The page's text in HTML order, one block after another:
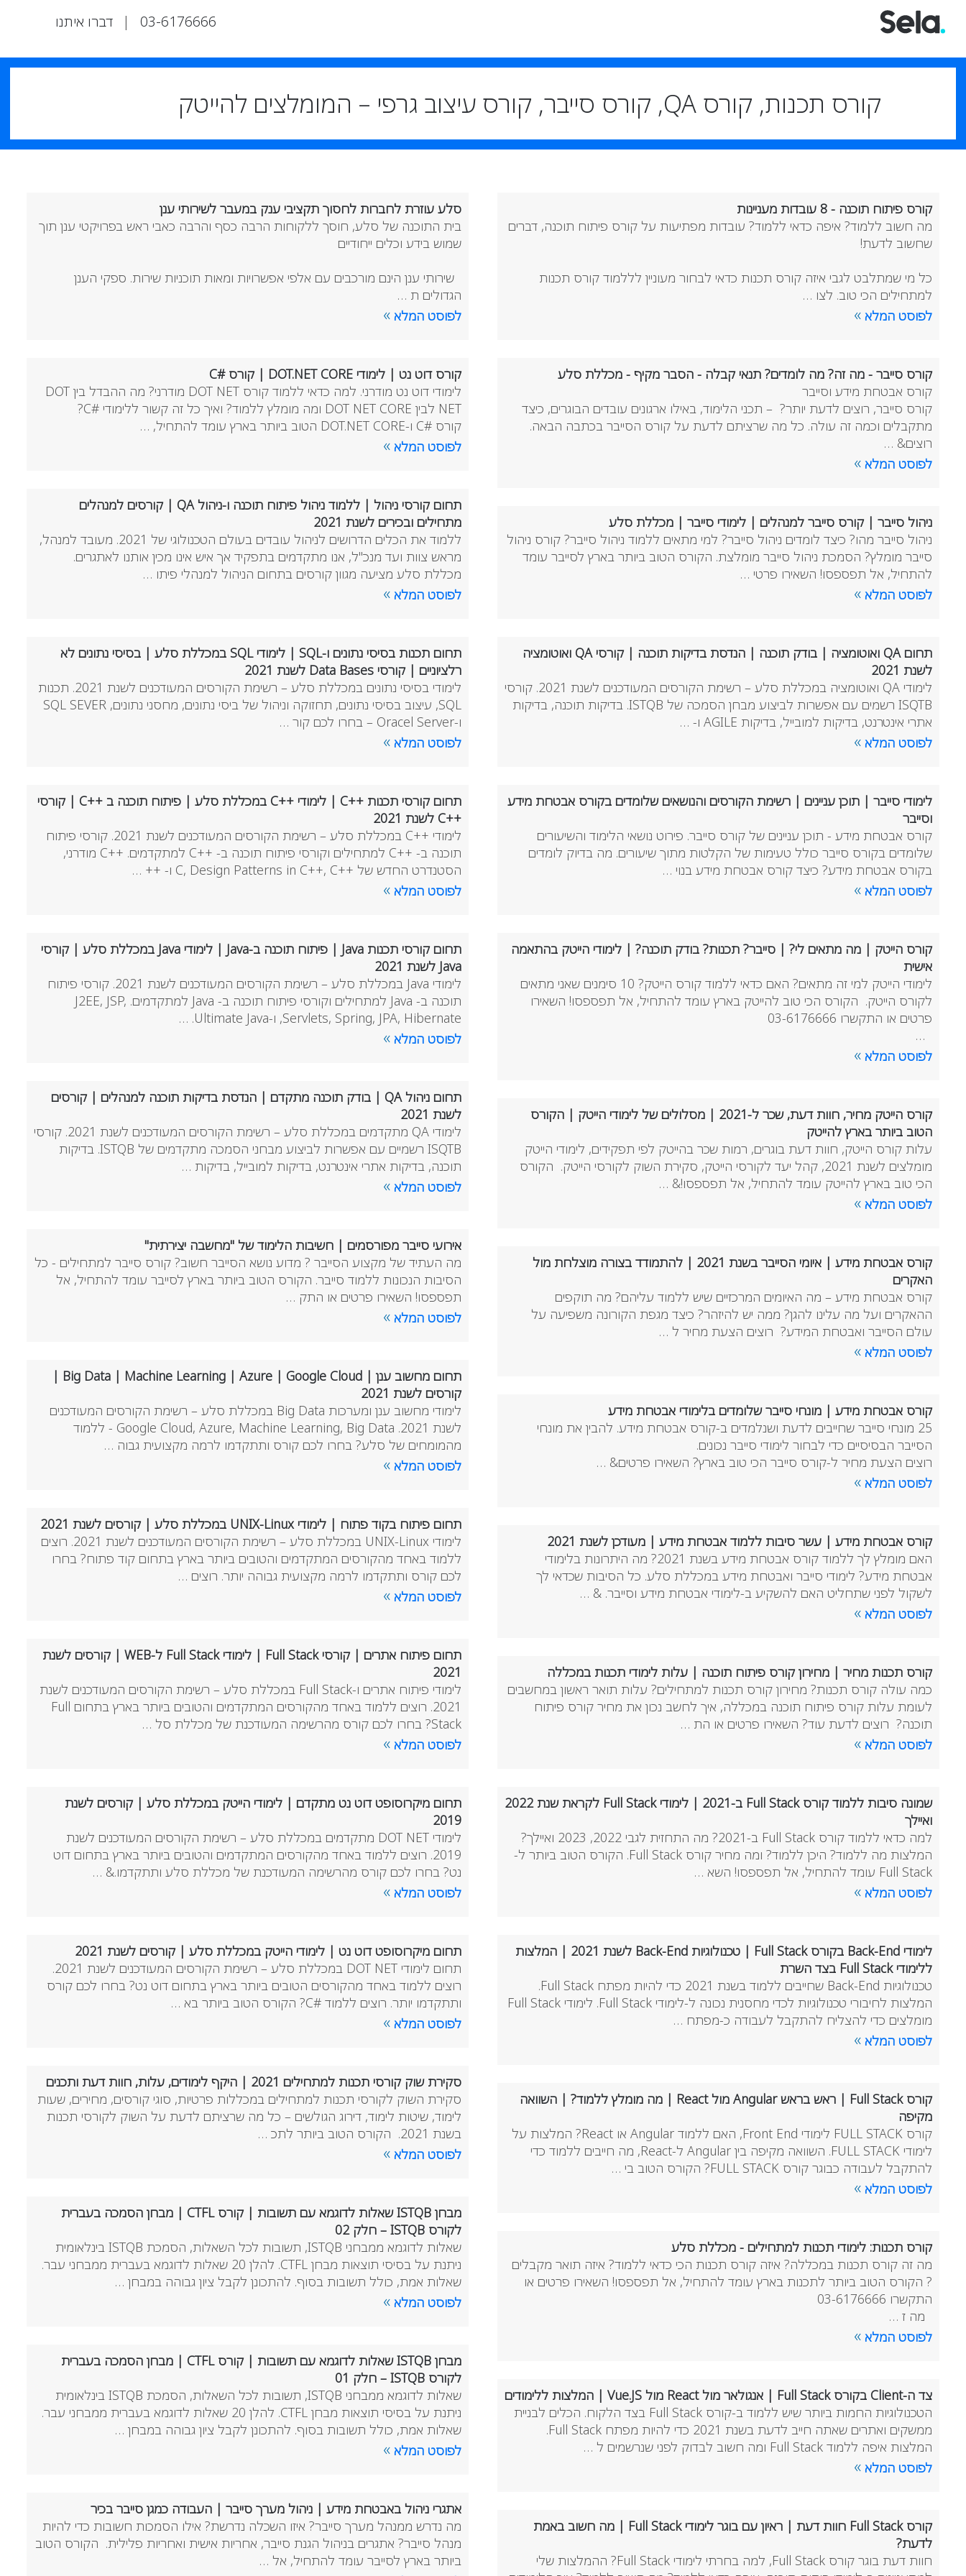
03-6176666
| דברו איתנו
קורס תכנות, קורס QA, קורס סייבר, קורס עיצוב גרפי – המומלצים להייטק
קורס פיתוח תוכנה - 8 עובדות מעניינות
מה חשוב ללמוד? איפה כדאי ללמוד? עובדות מפתיעות על קורס פיתוח תוכנה, דברים
שחשוב לדעת!
כל מי שמתלבט לגבי איזה קורס תכנות כדאי לבחור מעוניין לללמוד קורס תכנות
למתחילים הכי טוב. לצו …
לפוסט המלא »
קורס סייבר - מה זה? מה לומדים? תנאי קבלה - הסבר מקיף - מכללת סלע
קורס אבטחת מידע וסייבר
קורס סייבר, רוצים לדעת יותר? – תכני הלימוד, באילו ארגונים עובדים הבוגרים, כיצד
מתקבלים וכמה זה עולה. כל מה שרציתם לדעת על קורס הסייבר בכתבה הבאה.
רוצים& …
לפוסט המלא »
ניהול סייבר | קורס סייבר למנהלים | לימודי סייבר | מכללת סלע
ניהול סייבר מהו? כיצד לומדים ניהול סייבר? למי מתאים ללמוד ניהול סייבר? קורס ניהול
סייבר מומלץ? הסמכת ניהול סייבר מומלצת. הקורס הטוב ביותר בארץ לסייבר עומד
להתחיל, אל תפספסו! השאירו פרטי …
לפוסט המלא »
תחום QA ואוטומציה | בודק תוכנה | הנדסת בדיקות תוכנה | קורסי QA ואוטומציה
לשנת 2021
לימודי QA ואוטומציה במכללת סלע – רשימת הקורסים המעודכנים לשנת 2021. קורסי
ISQTB רשמים עם אפשרות לביצוע מבחן הסמכה של ISTQB. בדיקות תוכנה, בדיקות
אתרי אינטרנט, בדיקות למובייל, בדיקות AGILE ו- …
לפוסט המלא »
לימודי סייבר | תוכן עניינים | רשימת הקורסים והנושאים שלומדים בקורס אבטחת מידע
וסייבר
קורס אבטחת מידע - תוכן עניינים של קורס סייבר. פירוט נושאי הלימוד והשיעורים
שלומדים בקורס סייבר כולל טעימות של הקלטות מתוך שיעורים. מה בדיוק לומדים
בקורס אבטחת מידע? כיצד קורס אבטחת מידע בנוי …
לפוסט המלא »
קורס הייטק | מה מתאים לי? | סייבר? תכנות? בודק תוכנה? | לימודי הייטק בהתאמה
אישית
לימודי הייטק למי זה מתאים? האם כדאי ללמוד קורס הייטק? 10 סימנים שאני מתאים
לקורס הייטק. הקורס הכי טוב להייטק בארץ עומד להתחיל, אל תפספסו! השאירו
פרטים או התקשרו 03-6176666
…
לפוסט המלא »
קורס הייטק מחיר, חוות דעת, שכר ל-2021 | מסלולים של לימודי הייטק | הקורס
הטוב ביותר בארץ להייטק
עלות קורס הייטק, חוות דעת בוגרים, רמות שכר בהייטק לפי תפקידים, לימודי הייטק
מומלצים לשנת 2021, קהל יעד לקורסי הייטק, סקירת השוק לקורסי הייטק. הקורס
הכי טוב בארץ להייטק עומד להתחיל, אל תפספסו!& …
לפוסט המלא »
קורס אבטחת מידע | איומי הסייבר בשנת 2021 | להתמודד בצורה מוצלחת מול
האקרים
קורס אבטחת מידע – מה האיומים המרכזיים שיש ללמוד עליהם? מה תוקפים
ההאקרים ועל מה עלינו להגן? ממה יש להיזהר? כיצד מגפת הקורונה משפיעה על
עולם הסייבר ואבטחת המידע? רוצים הצעת מחיר ל …
לפוסט המלא »
קורס אבטחת מידע | מונחי סייבר שלומדים בלימודי אבטחת מידע
25 מונחי סייבר שחייבים לדעת ושנלמדים ב-קורס אבטחת מידע. להבין את מונחי
הסייבר הבסיסיים כדי לבחור לימודי סייבר נכונים.
רוצים הצעת מחיר ל-קורס סייבר הכי טוב בארץ? השאירו פרטים& …
לפוסט המלא »
קורס אבטחת מידע | עשר סיבות ללמוד אבטחת מידע | מעודכן לשנת 2021
האם מומלץ לך ללמוד קורס אבטחת מידע בשנת 2021? מה היתרונות בלימודי
אבטחת מידע? לימודי סייבר ואבטחת מידע במכללת סלע. כל הסיבות שכדאי לך
לשקול לפני שתחליט האם להשקיע ב-לימודי אבטחת מידע וסייבר. & …
לפוסט המלא »
קורס תכנות מחיר | מחירון קורס פיתוח תוכנה | עלות לימודי תכנות במכללה
כמה עולה קורס תכנות? מחירון קורס תכנות למתחילים? עלות תואר ראשון במחשבים
לעומת עלות קורס פיתוח תוכנה במכללה, איך לחשב נכון את מחיר קורס פיתוח
תוכנה? רוצים לדעת עוד? השאירו פרטים או הת …
לפוסט המלא »
שמונה סיבות ללמוד קורס Full Stack ב-2021 | לימודי Full Stack לקראת שנת 2022
ואיילך
למה כדאי ללמוד קורס Full Stack ב-2021? מה התחזית לגבי 2022, 2023 ואיילך?
המלצות מה ללמוד? היכן ללמוד? ומה מחיר קורס Full Stack. הקורס הטוב ביותר ל-
Full Stack עומד להתחיל, אל תפספסו! השא …
לפוסט המלא »
לימודי Back-End בקורס Full Stack | טכנולוגיות Back-End לשנת 2021 | המלצות
ללימודי Full Stack בצד השרת
טכנולוגיות Back-End שחייבים ללמוד בשנת 2021 כדי להיות מפתח Full Stack.
המלצות לחיבורי טכנולוגיות לכדי מחסנית נכונה ל-לימודי Full Stack. לימודי Full Stack
מומלצים כדי להצליח להתקבל לעבודה כ-מפתח …
לפוסט המלא »
קורס Full Stack | ראש בראש Angular מול React | מה מומלץ ללמוד? | השוואה
מקיפה
קורס FULL STACK לימודי Front End, האם ללמוד Angular או React? המלצות על
לימודי FULL STACK. השוואה מקיפה בין Angular ל-React, מה חייבים ללמוד כדי
להתקבל לעבודה כבוגר קורס FULL STACK? הקורס הטוב בי …
לפוסט המלא »
קורס תכנות: לימודי תכנות למתחילים - מכללת סלע
מה זה קורס תכנות במכללה? איזה קורס תכנות הכי כדאי ללמוד? איזה תואר מקבלים
? הקורס הטוב ביותר לתכנות בארץ עומד להתחיל, אל תפספסו! השאירו פרטים או
התקשרו 03-6176666
מה ז …
לפוסט המלא »
צד ה-Client בקורס Full Stack | אנגולאר מול React מול Vue.JS | המלצות ללימודים
הטכנולוגיות החמות ביותר שיש ללמוד ב-קורס Full Stack בצד הלקוח. הכלים לבניית
ממשקים ואתרים שאתה חייב לדעת בשנת 2021 כדי להיות מפתח Full Stack.
המלצות איפה ללמוד Full Stack ומה חשוב לבדוק לפני שנרשמים ל …
לפוסט המלא »
קורס Full Stack חוות דעת | ראיון עם בוגר לימודי Full Stack | מה חשוב באמת
לדעת?
חוות דעת בוגר קורס Full Stack, למה בחרתי לימודי Full Stack? ההמלצות שלי
סלע עוזרת לחברות לחסוך תקציבי ענק במעבר לשירותי ענן
בית התוכנה של סלע, חוסך ללקוחות הרבה כסף והרבה כאבי ראש בפרויקטי ענן תוך
שמוש בידע וכלים ייחודיים
שירותי ענן הינם מורכבים עם אלפי אפשרויות ומאות תוכניות שירות. ספקי הענן
הגדולים ת …
לפוסט המלא »
קורס דוט נט | לימודי DOT.NET CORE | קורס #C
לימודי דוט נט מודרני. למה כדאי ללמוד קורס DOT NET מודרני? מה ההבדל בין DOT
NET לבין DOT NET CORE ומה מומלץ ללמוד? ואיך כל זה קשור ללימודי #C?
קורס #C ו-DOT.NET CORE הטוב ביותר בארץ עומד להתחיל, …
לפוסט המלא »
תחום קורסי ניהול | ללמוד ניהול פיתוח תוכנה ו-ניהול QA | קורסים למנהלים
מתחילים ובכירים לשנת 2021
ללמוד את הכלים הדרושים לניהול עובדים בעולם הטכנולוגי של 2021. מעובד למנהל,
מראש צוות ועד מנכ"ל, אנו מתקדמים בתפקיד אך איש אינו מכין אותנו לאתגרים.
מכללת סלע מציעה מגוון קורסים בתחום הניהול למנהלי פיתו …
לפוסט המלא »
תחום תכנות בסיסי נתונים ו-SQL | לימודי SQL במכללת סלע | בסיסי נתונים לא
רלציוניים | קורסי Data Bases לשנת 2021
לימודי בסיסי נתונים במכללת סלע – רשימת הקורסים המעודכנים לשנת 2021. תכנות
SQL, עיצוב בסיסי נתונים, תחזוקה וניהול של ביסי נתונים, מחסני נתונים, SQL SEVER
ו-Oracel Server – בחרו לכם קור …
לפוסט המלא »
תחום קורסי תכנות ++C | לימודי ++C במכללת סלע | פיתוח תוכנה ב ++C | קורסי
++C לשנת 2021
לימודי ++C במכללת סלע – רשימת הקורסים המעודכנים לשנת 2021. קורסי פיתוח
תוכנה ב- ++C למתחילים וקורסי פיתוח תוכנה ב- ++C למתקדמים. ++C מודרני,
הסטנדרט החדש של ++C, Design Patterns in C++, C ו- ++ …
לפוסט המלא »
תחום קורסי תכנות Java | פיתוח תוכנה ב-Java | לימודי Java במכללת סלע | קורסי
Java לשנת 2021
לימודי Java במכללת סלע – רשימת הקורסים המעודכנים לשנת 2021. קורסי פיתוח
תוכנה ב- Java למתחילים וקורסי פיתוח תוכנה ב- Java למתקדמים. J2EE, JSP,
Servlets, Spring, JPA, Hibernate, ו-Ultimate Java. …
לפוסט המלא »
תחום ניהול QA | בודק תוכנה מתקדם | הנדסת בדיקות תוכנה למנהלים | קורסים
לשנת 2021
לימודי QA מתקדמים במכללת סלע – רשימת הקורסים המעודכנים לשנת 2021. קורסי
ISQTB רשמיים עם אפשרות לביצוע מבחני הסמכה מתקדמים של ISTQB. בדיקות
תוכנה, בדיקות אתרי אינטרנט, בדיקות למובייל, בדיקות …
לפוסט המלא »
אירועי סייבר מפורסמים | חשיבות הלימוד של "מחשבה יצירתית"
מה העתיד של מקצוע הסייבר ? מדוע נושא הסייבר חשוב? קורס סייבר למתחילים - כל
הסיבות הנכונות ללמוד סייבר. הקורס הטוב ביותר בארץ לסייבר עומד להתחיל, אל
תפספסו! השאירו פרטים או התק …
לפוסט המלא »
תחום מחשוב ענן | Big Data | Machine Learning | Azure | Google Cloud |
קורסים לשנת 2021
לימודי מחשוב ענן ומערכות Big Data במכללת סלע – רשימת הקורסים המעודכנים
לשנת 2021. Google Cloud, Azure, Machine Learning, Big Data - ללמוד
מהמומחים של סלע? בחרו לכם קורס ותתקדמו לרמה מקצועית גבוה …
לפוסט המלא »
תחום פיתוח בקוד פתוח | לימודי UNIX-Linux במכללת סלע | קורסים לשנת 2021
לימודי UNIX-Linux במכללת סלע – רשימת הקורסים המעודכנים לשנת 2021. רוצים
ללמוד באחד מהקורסים המתקדמים והטובים ביותר בארץ בתחום קוד פתוח? בחרו
לכם קורס ותתקדמו לרמה מקצועית גבוהה יותר. רוצים …
לפוסט המלא »
תחום פיתוח אתרים | קורסי Full Stack | לימודי Full Stack ל-WEB | קורסים לשנת
2021
לימודי פיתוח אתרים ו-Full Stack במכללת סלע – רשימת הקורסים המעודכנים לשנת
2021. רוצים ללמוד באחד מהקורסים המתקדמים והטובים ביותר בארץ בתחום Full
Stack? בחרו לכם קורס מהרשימה המעודכנת של מכללת סל …
לפוסט המלא »
תחום מיקרוסופט דוט נט מתקדם | לימודי הייטק במכללת סלע | קורסים לשנת
2019
לימודי DOT NET מתקדמים במכללת סלע – רשימת הקורסים המעודכנים לשנת
2019. רוצים ללמוד באחד מהקורסים המתקדמים והטובים ביותר בארץ בתחום דוט
נט? בחרו לכם קורס מהרשימה המעודכנת של מכללת סלע ותתקדמו.& …
לפוסט המלא »
תחום מיקרוסופט דוט נט | לימודי הייטק במכללת סלע | קורסים לשנת 2021
תחום לימודי DOT NET במכללת סלע – רשימת הקורסים המעודכנים לשנת 2021.
רוצים ללמוד באחד מהקורסים הטובים ביותר בארץ בתחום דוט נט? בחרו לכם קורס
ותתקדמו יותר. רוצים ללמוד #C? הקורס הטוב ביותר בא …
לפוסט המלא »
סקירת שוק קורסי תכנות למתחילים 2021 | היקף לימודים, עלות, חוות דעת ותכנים
סקירת השוק לקורסי תכנות למתחילים במכללות פרטיות, סוגי קורסים, מחירים, שעות
לימוד, שיטות לימוד, דירוג הגולשים – כל מה שרציתם לדעת על השוק לקורסי תכנות
בשנת 2021. הקורס הטוב ביותר לתכ …
לפוסט המלא »
מבחן ISTQB שאלות לדוגמא עם תשובות | קורס CTFL | מבחן הסמכה בעברית
לקורס ISTQB – חלק 02
שאלות לדוגמא ממבחני ISTQB, תשובות לכל השאלות, הסמכת ISTQB בינלאומית
ניתנת על בסיסי תוצאות מבחן CTFL. להלן 20 שאלות לדוגמא בעברית ממבחני עבר.
שאלות אמת, כולל תשובות בסוף. להתכונן לקבל ציון גבוהה במבחן …
לפוסט המלא »
מבחן ISTQB שאלות לדוגמא עם תשובות | קורס CTFL | מבחן הסמכה בעברית
לקורס ISTQB – חלק 01
שאלות לדוגמא ממבחני ISTQB, תשובות לכל השאלות, הסמכת ISTQB בינלאומית
ניתנת על בסיסי תוצאות מבחן CTFL. להלן 20 שאלות לדוגמא בעברית ממבחני עבר.
שאלות אמת, כולל תשובות בסוף. להתכונן לקבל ציון גבוהה במבחן …
לפוסט המלא »
אתגרי ניהול באבטחת מידע | ניהול מערך סייבר | העבודה כמגן סייבר בכיר
מה נדרש ממנהל מערך סייבר? איזו השכלה נדרשת? אילו הסמכות חשובות כדי להיות
מנהל סייבר? אתגרים בניהול הגנת סייבר, אחריות אישית ואחריות פלילית. הקורס הטוב
ביותר בארץ לסייבר עומד להתחיל, אל …